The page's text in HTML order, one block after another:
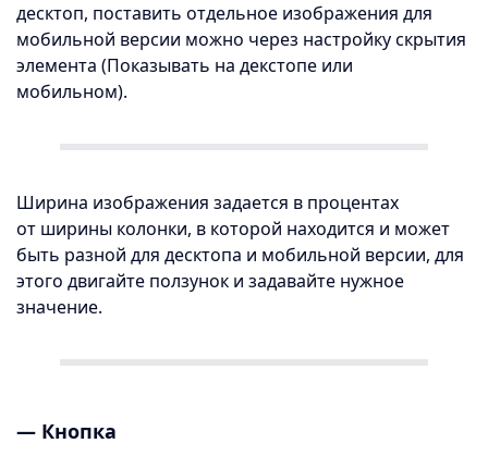
десктоп, поставить отдельное изображения для
мобильной версии можно через настройку скрытия
элемента (Показывать на декстопе или
мобильном).
Ширина изображения задается в процентах
от ширины колонки, в которой находится и может
быть разной для десктопа и мобильной версии, для
этого двигайте ползунок и задавайте нужное
значение.
— Кнопка